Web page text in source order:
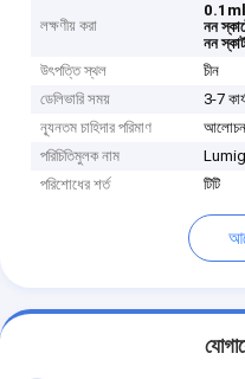
লক্ষণীয় করা
0.1ml
নন
নন
উৎপত্তি স্থল
চীন
ডেলিভারি সময়
3-7
ন্যূনতম চাহিদার পরিমাণ
পরিচিতিমুলক নাম
পরিশোধের শর্ত
টিটি